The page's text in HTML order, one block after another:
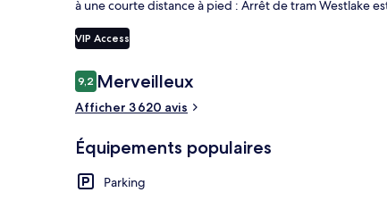
à une courte distance à pied : Arrêt de tram Westlake
VIP Access
Avis
voyageurs
9,29,2 sur 10
Merveilleux
Afficher 3 620 avis
Équipements populaires
Parking